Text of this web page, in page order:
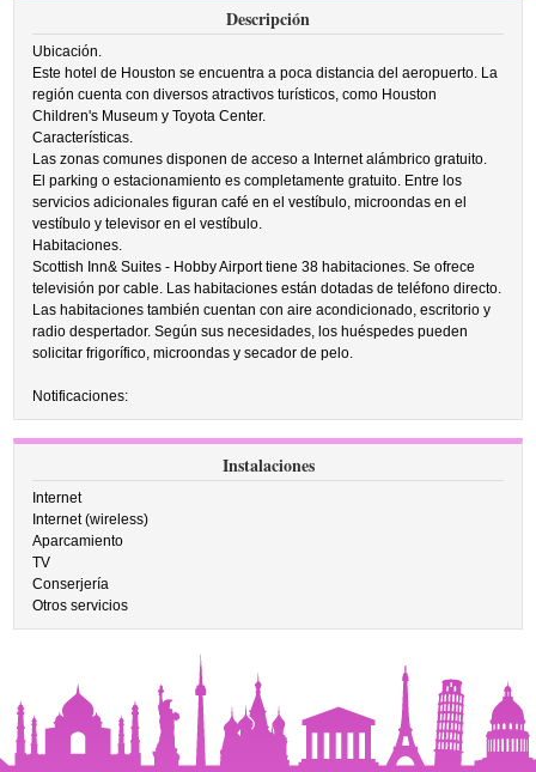
Descripción
Ubicación.
Este hotel de Houston se encuentra a poca distancia del aeropuerto. La
región cuenta con diversos atractivos turísticos, como Houston
Children's Museum y Toyota Center.
Características.
Las zonas comunes disponen de acceso a Internet alámbrico gratuito.
El parking o estacionamiento es completamente gratuito. Entre los
servicios adicionales figuran café en el vestíbulo, microondas en el
vestíbulo y televisor en el vestíbulo.
Habitaciones.
Scottish Inn& Suites - Hobby Airport tiene 38 habitaciones. Se ofrece
televisión por cable. Las habitaciones están dotadas de teléfono directo.
Las habitaciones también cuentan con aire acondicionado, escritorio y
radio despertador. Según sus necesidades, los huéspedes pueden
solicitar frigorífico, microondas y secador de pelo.
Notificaciones:
Instalaciones
Internet
Internet (wireless)
Aparcamiento
TV
Conserjería
Otros servicios